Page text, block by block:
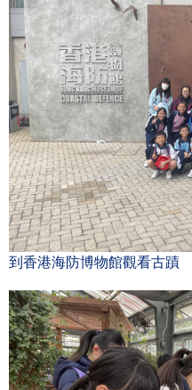
到香港海防博物館觀看古蹟